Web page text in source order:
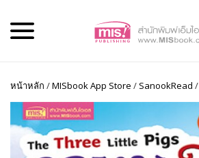
หน้าหลัก /MISbook App Store / SanookRead /